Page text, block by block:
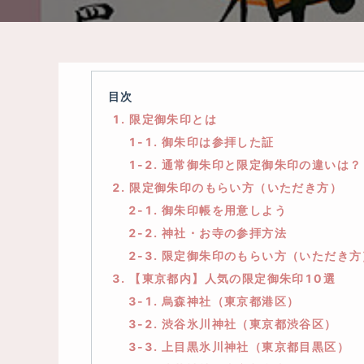
目次
1. 限定御朱印とは
1-1. 御朱印は参拝した証
1-2. 通常御朱印と限定御朱印の違いは？
2. 限定御朱印のもらい方（いただき方）
2-1. 御朱印帳を用意しよう
2-2. 神社・お寺の参拝方法
2-3. 限定御朱印のもらい方（いただき方
3. 【東京都内】人気の限定御朱印10選
3-1. 烏森神社（東京都港区）
3-2. 渋谷氷川神社（東京都渋谷区）
3-3. 上目黒氷川神社（東京都目黒区）